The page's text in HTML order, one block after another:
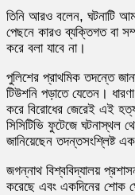
তিনি আরও বলেন, ঘটনাটি
পেছনে কারও ব্যক্তিগত বা
করে বলা যাবে না।
পুলিশের প্রাথমিক তদন্তে
টিউশনি পড়াতে যেতেন।
করে বিরোধের জেরেই এই
সিসিটিভি ফুটেজে ঘটনাস্থল
জানিয়েছেন তদন্তসংশ্লিষ্ট এক
জগন্নাথ বিশ্ববিদ্যালয়
করেছে এবং একদিনের শোক